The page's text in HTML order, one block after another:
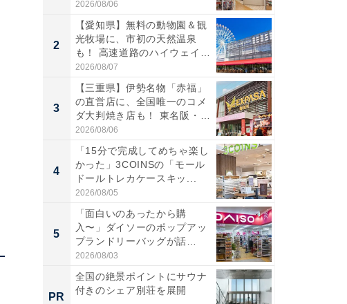
2026/08/06
2
【愛知県】無料の動物園＆観
光牧場に、市初の天然温泉
も！ 高速道路のハイウェイオ
ア...
2026/08/07
3
【三重県】伊勢名物「赤福」
の直営店に、全国唯一のコメ
ダ大判焼き店も！ 東名阪・
伊...
2026/08/06
4
「15分で完成してめちゃ楽し
かった」3COINSの「モール
ドールトレカケースキッ...
2026/08/05
5
「面白いのあったから購
入〜」ダイソーのポップアッ
プランドリーバッグが話
題。“さま...
2026/08/03
PR
全国の絶景ポイントにサウナ
付きのシェア別荘を展開